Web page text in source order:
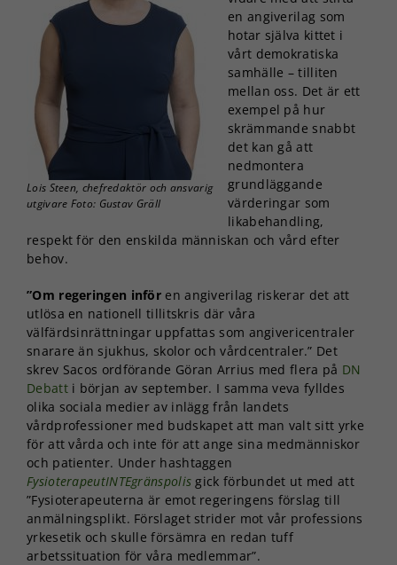
Lois Steen, chefredaktör och ansvarig
utgivare Foto: Gustav Gräll
en angiverilag som
hotar själva kittet i
vårt demokratiska
samhälle – tilliten
mellan oss. Det är ett
exempel på hur
skrämmande snabbt
det kan gå att
nedmontera
grundläggande
värderingar som
likabehandling,
respekt för den enskilda människan och vård efter
behov.
”Om regeringen inför en angiverilag riskerar det att
utlösa en nationell tillitskris där våra
välfärdsinrättningar uppfattas som angivericentraler
snarare än sjukhus, skolor och vårdcentraler.” Det
skrev Sacos ordförande Göran Arrius med flera på DN
Debatti början av september. I samma veva fylldes
olika sociala medier av inlägg från landets
vårdprofessioner med budskapet att man valt sitt yrke
för att vårda och inte för att ange sina medmänniskor
och patienter. Under hashtaggen
FysioterapeutINTEgränspolis gick förbundet ut med att
”Fysioterapeuterna är emot regeringens förslag till
anmälningsplikt. Förslaget strider mot vår professions
yrkesetik och skulle försämra en redan tuff
arbetssituation för våra medlemmar”.